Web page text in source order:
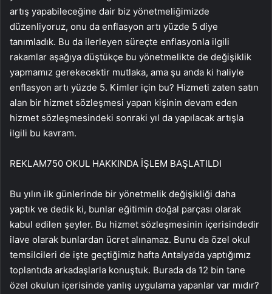
artış yapabileceğine dair biz yönetmeliğimizde
düzenliyoruz, onu da enflasyon artı yüzde 5 diye
tanımladık. Bu da ilerleyen süreçte enflasyonla ilgili
rakamlar aşağıya düştükçe bu yönetmelikte de değişiklik
yapmamız gerekecektir mutlaka, ama şu anda ki haliyle
enflasyon artı yüzde 5. Kimler için bu? Hizmeti zaten satın
alan bir hizmet sözleşmesi yapan kişinin devam eden
hizmet sözleşmesindeki sonraki yıl da yapılacak artışla
ilgili bu kavram.
REKLAM750 OKUL HAKKINDA İŞLEM BAŞLATILDI
Bu yılın ilk günlerinde bir yönetmelik değişikliği daha
yaptık ve dedik ki, bunlar eğitimin doğal parçası olarak
kabul edilen şeyler. Bu hizmet sözleşmesinin içerisindedir
ilave olarak bunlardan ücret alınamaz. Bunu da özel okul
temsilcileri de işte geçtiğimiz hafta Antalya’da yaptığımız
toplantıda arkadaşlarla konuştuk. Burada da 12 bin tane
özel okulun içerisinde yanlış uygulama yapanlar var mıdır?